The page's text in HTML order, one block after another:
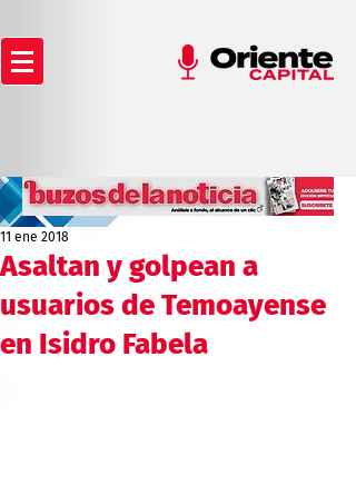
Asaltan y golpean a
usuarios de Temoayense
en Isidro Fabela
11 ene 2018